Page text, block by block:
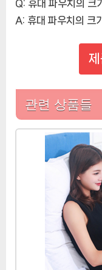
Q: 휴대 파우치의 크
A: 휴대 파우치의
제
관련 상품들